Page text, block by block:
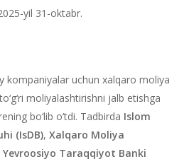
yil 31-oktabr.
kompaniyalar uchun xalqaro moliya
moliyalashtirishni jalb etishga
bo‘lib o‘tdi. Tadbirda Islom
(IsDB), Xalqaro Moliya
Yevroosiyo Taraqqiyot Banki